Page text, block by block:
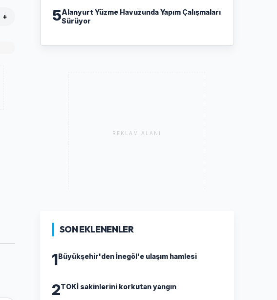
+ 5Alanyurt Yüzme Havuzunda Yapım Çalışmaları
Sürüyor
REKLAM ALANI
SON EKLENENLER
1Büyükşehir'den İnegöl'e ulaşım hamlesi
2TOKİ sakinlerini korkutan yangın